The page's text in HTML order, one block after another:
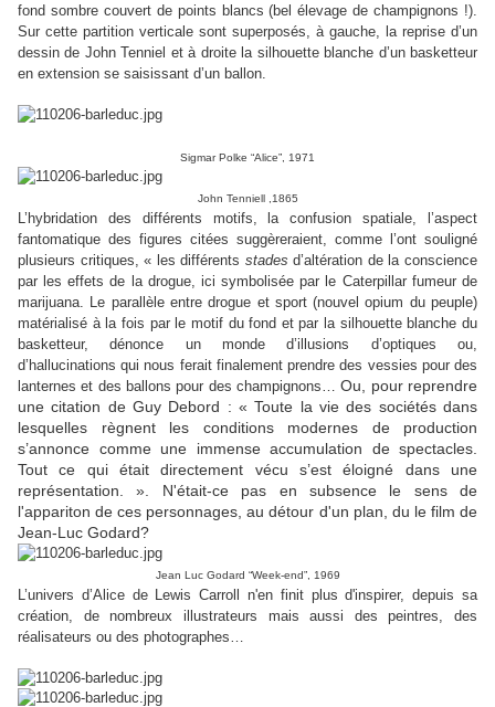
fond sombre couvert de points blancs (bel élevage de champignons !).
Sur cette partition verticale sont superposés, à gauche, la reprise d’un
dessin de John Tenniel et à droite la silhouette blanche d’un basketteur
en extension se saisissant d’un ballon.
Sigmar Polke “Alice”, 1971
John Tenniell ,1865
L’hybridation des différents motifs, la confusion spatiale, l’aspect
fantomatique des figures citées suggèreraient, comme l’ont souligné
plusieurs critiques, « les différents stades d’altération de la conscience
par les effets de la drogue, ici symbolisée par le Caterpillar fumeur de
marijuana. Le parallèle entre drogue et sport (nouvel opium du peuple)
matérialisé à la fois par le motif du fond et par la silhouette blanche du
basketteur, dénonce un monde d’illusions d’optiques ou,
d’hallucinations qui nous ferait finalement prendre des vessies pour des
lanternes et des ballons pour des champignons… Ou, pour reprendre
une citation de Guy Debord : «Toute la vie des sociétés dans
lesquelles règnent les conditions modernes de production
s’annonce comme une immense accumulation de spectacles.
Tout ce qui était directement vécu s’est éloigné dans une
représentation . ». N'était-ce pas en subsence le sens de
l'appariton de ces personnages, au détour d'un plan, du le film de
Jean-Luc Godard?
Jean Luc Godard “Week-end”, 1969
L’univers d’Alice de Lewis Carroll n'en finit plus d'inspirer, depuis sa
création, de nombreux illustrateurs mais aussi des peintres, des
réalisateurs ou des photographes…